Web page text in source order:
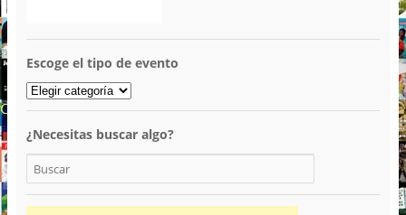
Escoge el tipo de evento
¿Necesitas buscar algo?